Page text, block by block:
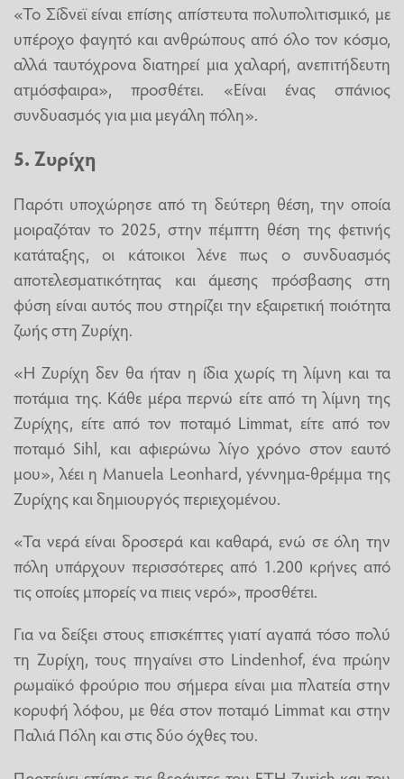
«Το Σίδνεϊ είναι επίσης απίστευτα πολυπολιτισμικό, με
υπέροχο φαγητό και ανθρώπους από όλο τον κόσμο,
αλλά ταυτόχρονα διατηρεί μια χαλαρή, ανεπιτήδευτη
ατμόσφαιρα», προσθέτει. «Είναι ένας σπάνιος
συνδυασμός για μια μεγάλη πόλη».
5. Ζυρίχη
Παρότι υποχώρησε από τη δεύτερη θέση, την οποία
μοιραζόταν το 2025, στην πέμπτη θέση της φετινής
κατάταξης, οι κάτοικοι λένε πως ο συνδυασμός
αποτελεσματικότητας και άμεσης πρόσβασης στη
φύση είναι αυτός που στηρίζει την εξαιρετική ποιότητα
ζωής στη Ζυρίχη.
«Η Ζυρίχη δεν θα ήταν η ίδια χωρίς τη λίμνη και τα
ποτάμια της. Κάθε μέρα περνώ είτε από τη λίμνη της
Ζυρίχης, είτε από τον ποταμό Limmat, είτε από τον
ποταμό Sihl, και αφιερώνω λίγο χρόνο στον εαυτό
μου», λέει η Manuela Leonhard, γέννημα-θρέμμα της
Ζυρίχης και δημιουργός περιεχομένου.
«Τα νερά είναι δροσερά και καθαρά, ενώ σε όλη την
πόλη υπάρχουν περισσότερες από 1.200 κρήνες από
τις οποίες μπορείς να πιεις νερό», προσθέτει.
Για να δείξει στους επισκέπτες γιατί αγαπά τόσο πολύ
τη Ζυρίχη, τους πηγαίνει στο Lindenhof, ένα πρώην
ρωμαϊκό φρούριο που σήμερα είναι μια πλατεία στην
κορυφή λόφου, με θέα στον ποταμό Limmat και στην
Παλιά Πόλη και στις δύο όχθες του.